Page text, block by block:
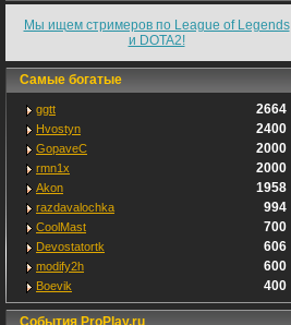
Мы ищем стримеров по League of Legends
и DOTA2!
Самые богатые
ggtt 2664
Hvostyn 2400
GopaveC 2000
rmn1x 2000
Akon 1958
razdavalochka 994
CoolMast 700
Devostatortk 606
modify2h 600
Boevik 400
События ProPlay.ru